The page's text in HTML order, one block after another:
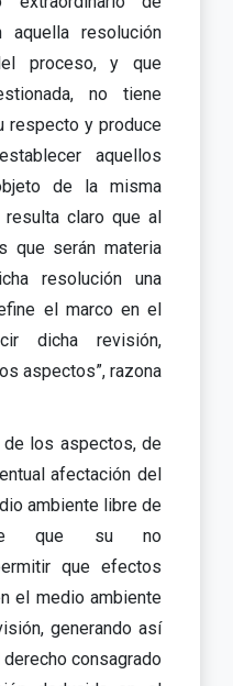
aquella resolución
proceso, y que
no tiene
respecto y produce
aquellos
de la misma
claro que al
que serán materia
resolución una
el marco en el
dicha revisión,
aspectos”, razona
de los aspectos, de
afectación del
ambiente libre de
que su no
que efectos
el medio ambiente
generando así
derecho consagrado